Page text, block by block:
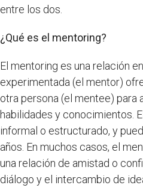
entre los dos.
¿Qué es el mentoring?
El mentoring es una relación
experimentada (el mentor)
otra persona (el mentee) para
habilidades y conocimientos.
informal o estructurado, y
años. En muchos casos, el
una relación de amistad o
diálogo y el intercambio de